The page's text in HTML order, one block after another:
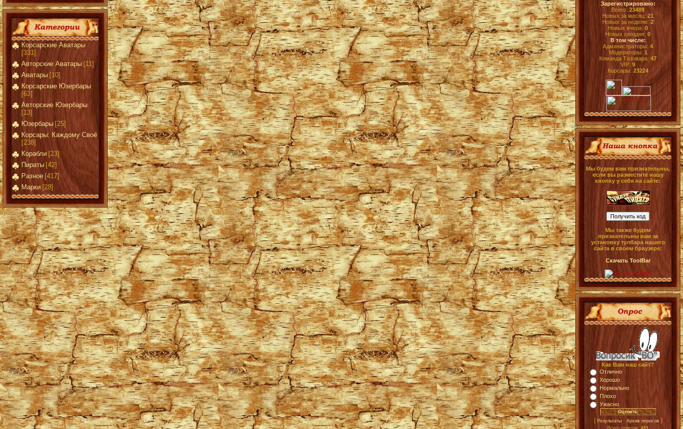
Корсарские Аватары
[331]
Авторские Аватары [11]
Аватары [10]
Корсарские Юзербары
[63]
Авторские Юзербары
[13]
Юзербары [25]
Корсары: Каждому Своё
[238]
Корабли [23]
Пираты [42]
Разное [417]
Марки [28]
Зарегистрировано:
Всего: 23489
Новых за месяц: 21
Новых за неделю: 2
Новых вчера: 0
Новых сегодня: 0
В том числе:
Администраторы: 4
Модераторы:1
Команда Тазовара: 47
VIP: 9
Корсары: 23224
Мы будем вам признательны,
если вы разместите нашу
кнопку у себя на сайте:
Мы также будем
признательны вам за
установку тулбара нашего
сайта в своём браузере:
Скачать ToolBar
Как Вам наш сайт?
Отлично
Хорошо
Нормально
Плохо
Ужасно
[ Результаты· Архив опросов]
Всего ответов: 491